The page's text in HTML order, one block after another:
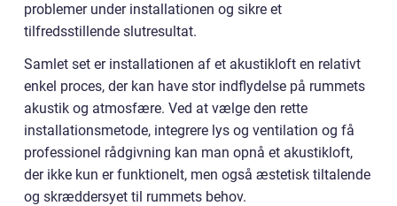
problemer under installationen og sikre et
tilfredsstillende slutresultat.
Samlet set er installationen af et akustikloft en relativt
enkel proces, der kan have stor indflydelse på rummets
akustik og atmosfære. Ved at vælge den rette
installationsmetode, integrere lys og ventilation og få
professionel rådgivning kan man opnå et akustikloft,
der ikke kun er funktionelt, men også æstetisk tiltalende
og skræddersyet til rummets behov.